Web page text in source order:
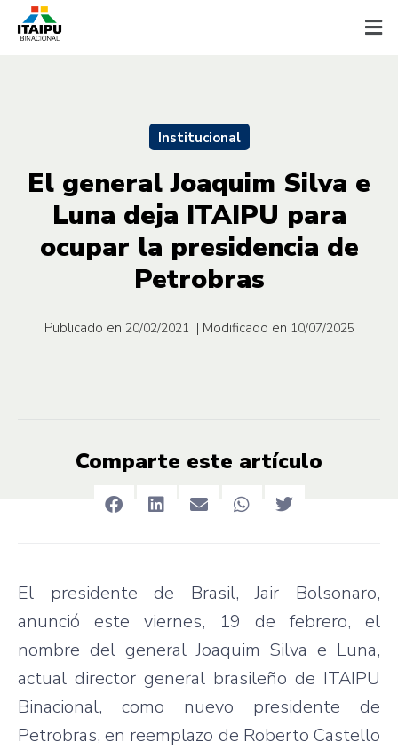
Institucional
El general Joaquim Silva e
Luna deja ITAIPU para
ocupar la presidencia de
Petrobras
Publicado en 20/02/2021 | Modificado en 10/07/2025
Comparte este artículo
El presidente de Brasil, Jair Bolsonaro,
anunció este viernes, 19 de febrero, el
nombre del general Joaquim Silva e Luna,
actual director general brasileño de ITAIPU
Binacional, como nuevo presidente de
Petrobras, en reemplazo de Roberto Castello